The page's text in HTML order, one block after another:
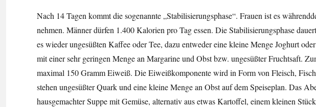
Nach 14 Tagen kommt die sogenannte „Stabilisierungsphase“. Frauen ist es
nehmen. Männer dürfen 1.400 Kalorien pro Tag essen. Die Stabilisierungsphase
es wieder ungesüßten Kaffee oder Tee, dazu entweder eine kleine Menge Joghurt
mit einer sehr geringen Menge an Margarine und Obst bzw. ungesüßter Fruchtsaft.
maximal 150 Gramm Eiweiß. Die Eiweißkomponente wird in Form von Fleisch,
stehen ungesüßter Quark und eine kleine Menge an Obst auf dem Speiseplan. Das
hausgemachter Suppe mit Gemüse, alternativ aus etwas Kartoffel, einem kleinen